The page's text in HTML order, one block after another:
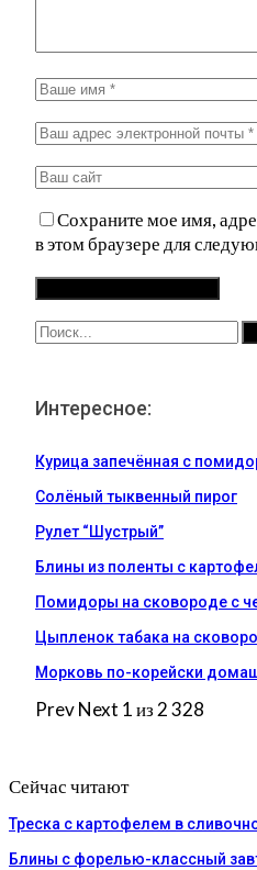
Сохраните мое имя,
в этом браузере для
Интересное:
Курица запечённая с
Солёный тыквенный пирог
Рулет “Шустрый”
Блины из поленты с
Помидоры на сковороде с
Цыпленок табака на
Морковь по-корейски
PrevNext 1 из 2 328
Сейчас читают
Треска с картофелем в
Блины с форелью-классный